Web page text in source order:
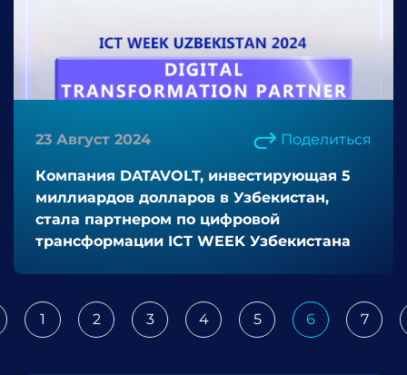
23 Август 2024 Поделиться
Компания DATAVOLT, инвестирующая 5
миллиардов долларов в Узбекистан,
стала партнером по цифровой
трансформации ICT WEEK Узбекистана
1 2 3 4 5 6 7